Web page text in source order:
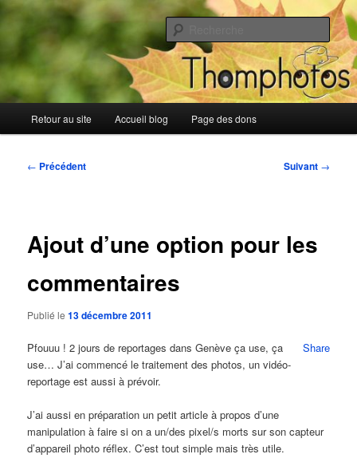
Aller
au
Blog de Thomphotos
Blog de Thomphotos
principal
Retour au site Accueil blog Page des dons
Navigation
← Précédent Suivant →
Ajout d’une option pour les
commentaires
Publié le13 décembre 2011
Share
Pfouuu ! 2 jours de reportages dans Genève ça use, ça
use… J’ai commencé le traitement des photos, un vidéo-
reportage est aussi à prévoir.
J’ai aussi en préparation un petit article à propos d’une
manipulation à faire si on a un/des pixel/s morts sur son capteur
d’appareil photo réflex. C’est tout simple mais très utile.